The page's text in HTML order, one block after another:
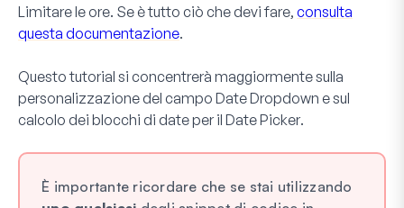
Limitare le ore. Se è tutto ciò che devi fare, consulta
questa documentazione.
Questo tutorial si concentrerà maggiormente sulla
personalizzazione del campo Date Dropdown e sul
calcolo dei blocchi di date per il Date Picker.
È importante ricordare che se stai utilizzando